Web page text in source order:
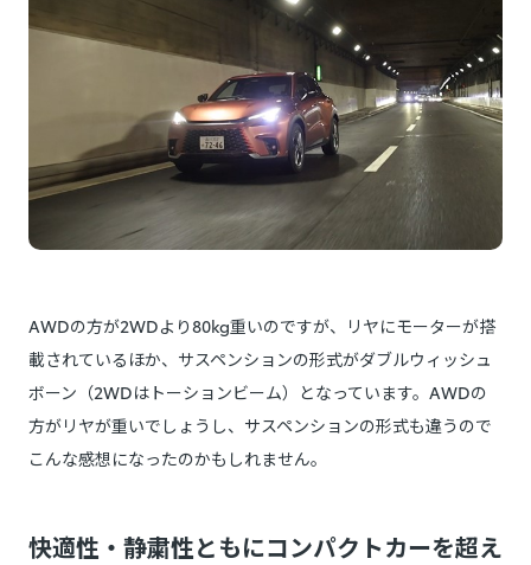
AWDの方が2WDより80kg重いのですが、リヤにモーターが搭
載されているほか、サスペンションの形式がダブルウィッシュ
ボーン（2WDはトーションビーム）となっています。AWDの
方がリヤが重いでしょうし、サスペンションの形式も違うので
こんな感想になったのかもしれません。
快適性・静粛性ともにコンパクトカーを超え